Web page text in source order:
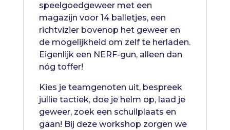
speelgoedgeweer met een
magazijn voor 14 balletjes, een
richtvizier bovenop het geweer en
de mogelijkheid om zelf te herladen.
Eigenlijk een NERF-gun, alleen dan
nóg toffer!
Kies je teamgenoten uit, bespreek
jullie tactiek, doe je helm op, laad je
geweer, zoek een schuilplaats en
gaan! Bij deze workshop zorgen we